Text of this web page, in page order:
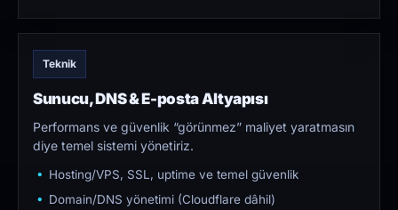
Teknik
Sunucu, DNS & E-posta Altyapısı
Performans ve güvenlik “görünmez” maliyet yaratmasın
diye temel sistemi yönetiriz.
Hosting/VPS, SSL, uptime ve temel güvenlik
Domain/DNS yönetimi (Cloudflare dâhil)